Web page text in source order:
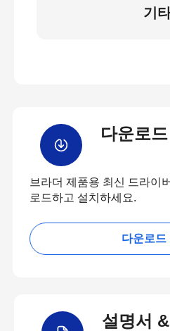
기
다운로
브라더 제품용 최신 드라이
로드하고 설치하세요.
다운로드
설명서